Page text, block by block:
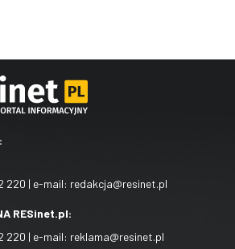
220 | e-mail: redakcja@resinet.pl
RESinet.pl:
220 | e-mail: reklama@resinet.pl